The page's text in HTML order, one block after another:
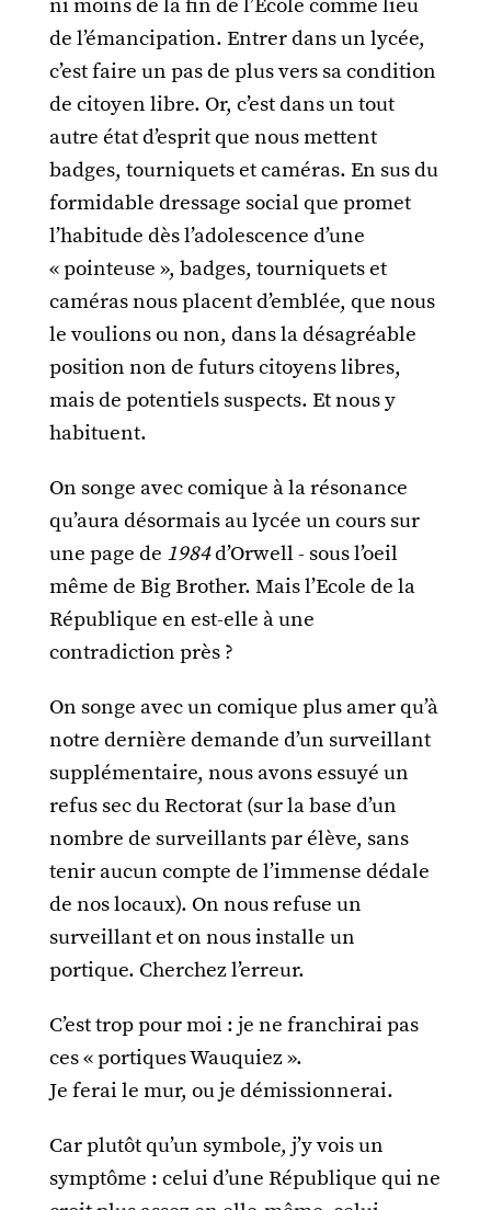
de l’émancipation. Entrer dans un lycée,
c’est faire un pas de plus vers sa condition
de citoyen libre. Or, c’est dans un tout
autre état d’esprit que nous mettent
badges, tourniquets et caméras. En sus du
formidable dressage social que promet
l’habitude dès l’adolescence d’une
« pointeuse », badges, tourniquets et
caméras nous placent d’emblée, que nous
le voulions ou non, dans la désagréable
position non de futurs citoyens libres,
mais de potentiels suspects. Et nous y
habituent.
On songe avec comique à la résonance
qu’aura désormais au lycée un cours sur
une page de 1984d’Orwell - sous l’oeil
même de Big Brother. Mais l’Ecole de la
République en est-elle à une
contradiction près ?
On songe avec un comique plus amer qu’à
notre dernière demande d’un surveillant
supplémentaire, nous avons essuyé un
refus sec du Rectorat (sur la base d’un
nombre de surveillants par élève, sans
tenir aucun compte de l’immense dédale
de nos locaux). On nous refuse un
surveillant et on nous installe un
portique. Cherchez l’erreur.
C’est trop pour moi : je ne franchirai pas
ces « portiques Wauquiez ».
Je ferai le mur, ou je démissionnerai.
Car plutôt qu’un symbole, j’y vois un
symptôme : celui d’une République qui ne